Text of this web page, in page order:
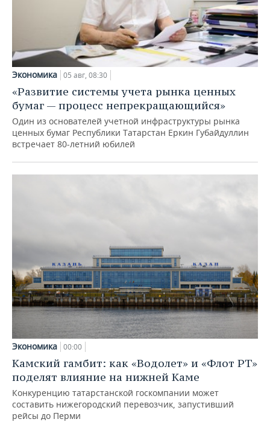
Экономика 05 авг, 08:30
«Развитие системы учета рынка ценных
бумаг — процесс непрекращающийся»
Один из основателей учетной инфраструктуры рынка
ценных бумаг Республики Татарстан Еркин Губайдуллин
встречает 80-летний юбилей
Экономика 00:00
Камский гамбит: как «Водолет» и «Флот РТ»
поделят влияние на нижней Каме
Конкуренцию татарстанской госкомпании может
составить нижегородский перевозчик, запустивший
рейсы до Перми